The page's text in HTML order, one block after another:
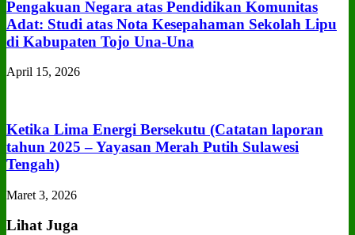
Pengakuan Negara atas Pendidikan Komunitas
Adat: Studi atas Nota Kesepahaman Sekolah Lipu
di Kabupaten Tojo Una‑Una
April 15, 2026
Ketika Lima Energi Bersekutu (Catatan laporan
tahun 2025 – Yayasan Merah Putih Sulawesi
Tengah)
Maret 3, 2026
Lihat Juga